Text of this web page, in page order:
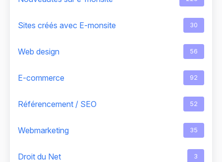
Sites créés avec E-monsite 30
Web design 56
E-commerce 92
Référencement / SEO 52
Webmarketing 35
Droit du Net 3